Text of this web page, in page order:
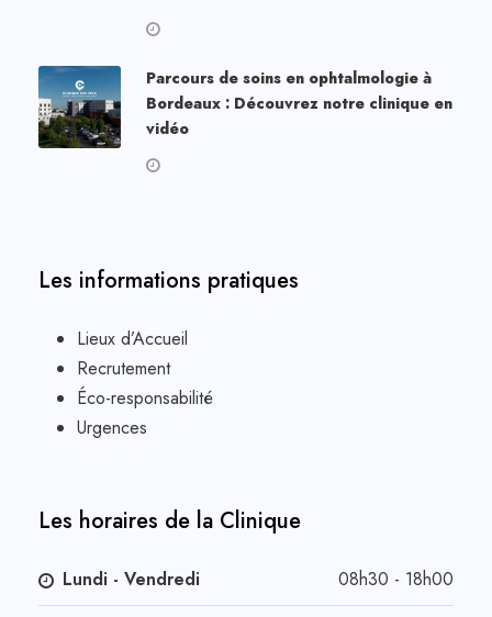
Parcours de soins en ophtalmologie à
Bordeaux : Découvrez notre clinique en
vidéo
Les informations pratiques
Lieux d’Accueil
Recrutement
Éco-responsabilité
Urgences
Les horaires de la Clinique
Lundi - Vendredi 08h30 - 18h00